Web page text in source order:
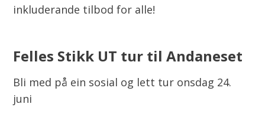
inkluderande tilbod for alle!
Felles Stikk UT tur til Andaneset
Bli med på ein sosial og lett tur onsdag 24.
juni